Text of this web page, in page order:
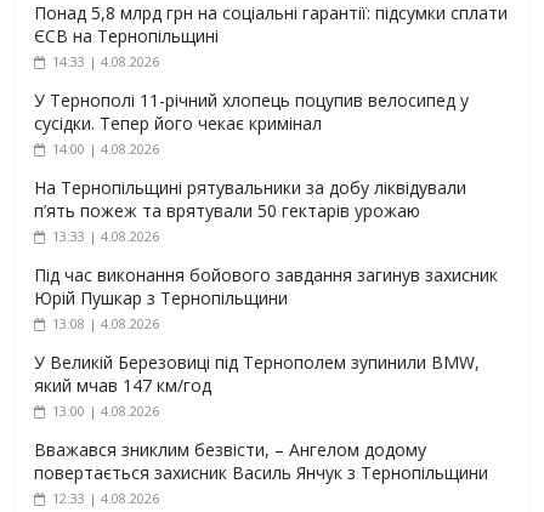
Понад 5,8 млрд грн на соціальні гарантії: підсумки сплати
ЄСВ на Тернопільщині
14:33 | 4.08.2026
У Тернополі 11-річний хлопець поцупив велосипед у
сусідки. Тепер його чекає кримінал
14:00 | 4.08.2026
На Тернопільщині рятувальники за добу ліквідували
п’ять пожеж та врятували 50 гектарів урожаю
13:33 | 4.08.2026
Під час виконання бойового завдання загинув захисник
Юрій Пушкар з Тернопільщини
13:08 | 4.08.2026
У Великій Березовиці під Тернополем зупинили BMW,
який мчав 147 км/год
13:00 | 4.08.2026
Вважався зниклим безвісти, – Ангелом додому
повертається захисник Василь Янчук з Тернопільщини
12:33 | 4.08.2026